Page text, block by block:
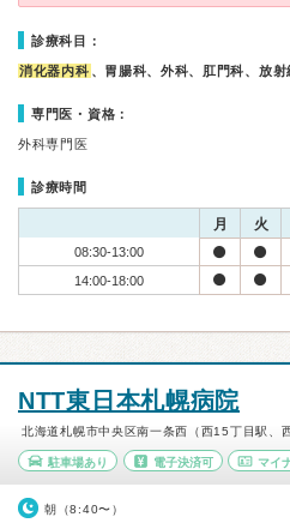
診療科目：
消化器内科 、胃腸科、外科、肛門科、放射
専門医・資格：
外科専門医
診療時間
月 火
08:30-13:00
14:00-18:00
NTT東日本札幌病院
北海道札幌市中央区南一条西（西15丁目駅、
駐車場あり 電子決済可 マイ
朝（8:40〜）